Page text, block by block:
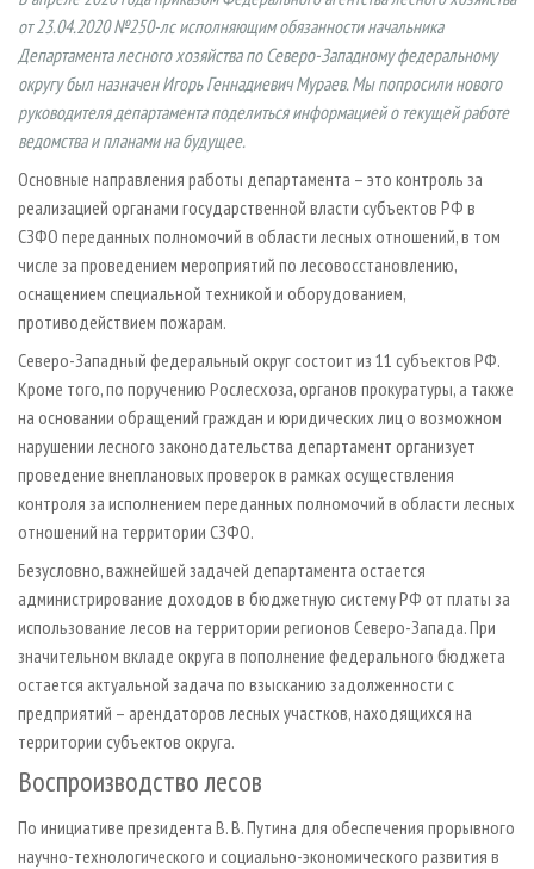
СУШКА ДРЕВЕСИНЫ
ПРОИЗВОДСТВО ДРЕВЕСНЫХ ПЛИТ
ДЕРЕВЯННОЕ ДОМОСТРОЕНИЕ
ПРОИЗВОДСТВО МЕБЕЛИ
БИОЭНЕРГЕТИКА
ЦБП
ИНСТРУМЕНТ И МАТЕРИАЛЫ
ПЕРСОНЫ
МОБИЛЬНЫЕ ВЫСТАВКИ
ОФИЦИАЛЬНЫЕ ДЕЛЕГАЦИИ
ПРИОРИТЕТНЫЕ ИНВЕСТПРОЕКТЫ
RUSSIAN FORESTRY REVIEW
ГАЗЕТА ЛЕСПРОМФОРУМ
БИБЛИОТЕКА СПЕЦИАЛИСТА
КОНТАКТЫ
РЕКЛАМА
РЕКЛАМА НА САЙТЕ
от 23.04.2020 №250-лс исполняющим обязанности начальника
Департамента лесного хозяйства по Северо-Западному федеральному
округу был назначен Игорь Геннадиевич Мураев. Мы попросили нового
руководителя департамента поделиться информацией о текущей работе
ведомства и планами на будущее.
Основные направления работы департамента – это контроль за
реализацией органами государственной власти субъектов РФ в
СЗФО переданных полномочий в области лесных отношений, в том
числе за проведением мероприятий по лесовосстановлению,
оснащением специальной техникой и оборудованием,
противодействием пожарам.
Северо-Западный федеральный округ состоит из 11 субъектов РФ.
Кроме того, по поручению Рослесхоза, органов прокуратуры, а также
на основании обращений граждан и юридических лиц о возможном
нарушении лесного законодательства департамент организует
проведение внеплановых проверок в рамках осуществления
контроля за исполнением переданных полномочий в области лесных
отношений на территории СЗФО.
Безусловно, важнейшей задачей департамента остается
администрирование доходов в бюджетную систему РФ от платы за
использование лесов на территории регионов Северо-Запада. При
значительном вкладе округа в пополнение федерального бюджета
остается актуальной задача по взысканию задолженности с
предприятий – арендаторов лесных участков, находящихся на
территории субъектов округа.
Воспроизводство лесов
По инициативе президента В. В. Путина для обеспечения прорывного
научно-технологического и социально-экономического развития в